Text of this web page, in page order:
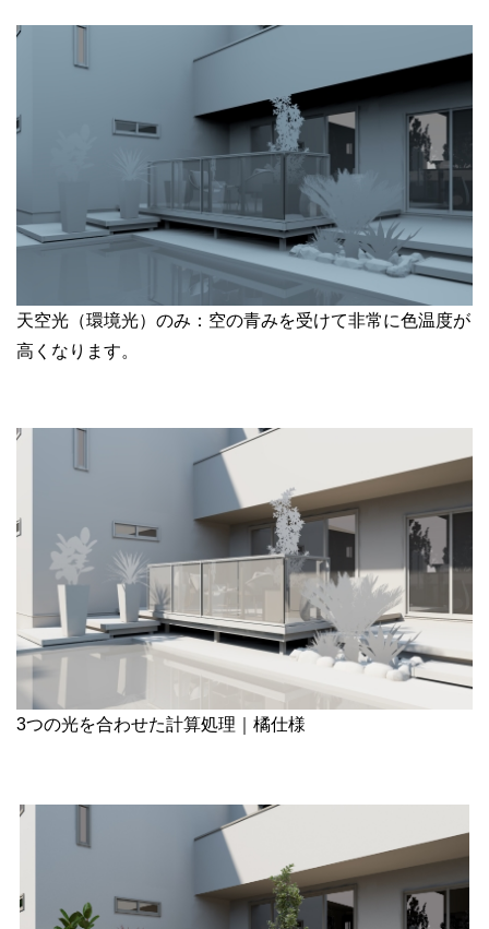
天空光（環境光）のみ：空の青みを受けて非常に色温度が
高くなります。
3つの光を合わせた計算処理｜橘仕様